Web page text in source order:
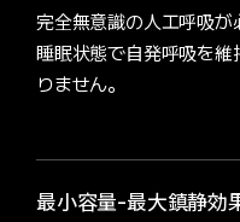
完全無意識の人工呼吸
睡眠状態で自発呼吸を
りません。
最小容量-最大鎮静効